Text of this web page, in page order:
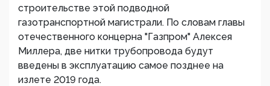
строительстве этой подводной
газотранспортной магистрали. По словам главы
отечественного концерна "Газпром" Алексея
Миллера, две нитки трубопровода будут
введены в эксплуатацию самое позднее на
излете 2019 года.